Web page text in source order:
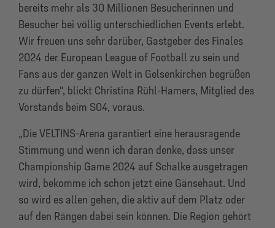
bereits mehr als 30 Millionen Besucherinnen und
Besucher bei völlig unterschiedlichen Events erlebt.
Wir freuen uns sehr darüber, Gastgeber des Finales
2024 der European League of Football zu sein und
Fans aus der ganzen Welt in Gelsenkirchen begrüßen
zu dürfen“, blickt Christina Rühl-Hamers, Mitglied des
Vorstands beim S04, voraus.
„Die VELTINS-Arena garantiert eine herausragende
Stimmung und wenn ich daran denke, dass unser
Championship Game 2024 auf Schalke ausgetragen
wird, bekomme ich schon jetzt eine Gänsehaut. Und
so wird es allen gehen, die aktiv auf dem Platz oder
auf den Rängen dabei sein können. Die Region gehört